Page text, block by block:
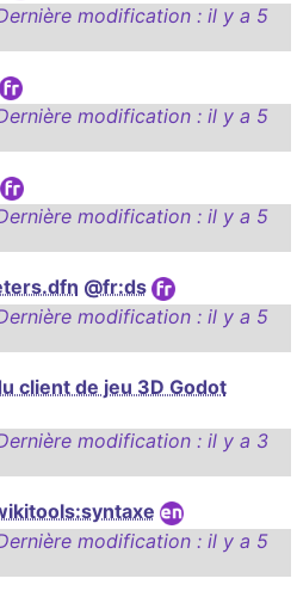
modification : il y a 5
modification : il y a 5
modification : il y a 5
@fr:ds
modification : il y a 5
client de jeu 3D Godot
modification : il y a 3
modification : il y a 5